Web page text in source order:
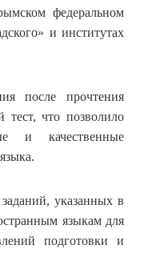
федеральном
и институтах
после прочтения
тест, что позволило
и качественные
указанных в
языкам для
подготовки и